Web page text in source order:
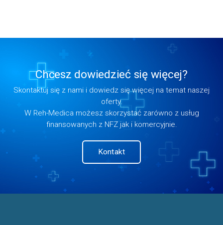
Chcesz dowiedzieć się więcej?
Skontaktuj się z nami i dowiedz się więcej na temat naszej
oferty.
W Reh-Medica możesz skorzystać zarówno z usług
finansowanych z NFZ jak i komercyjnie.
Kontakt